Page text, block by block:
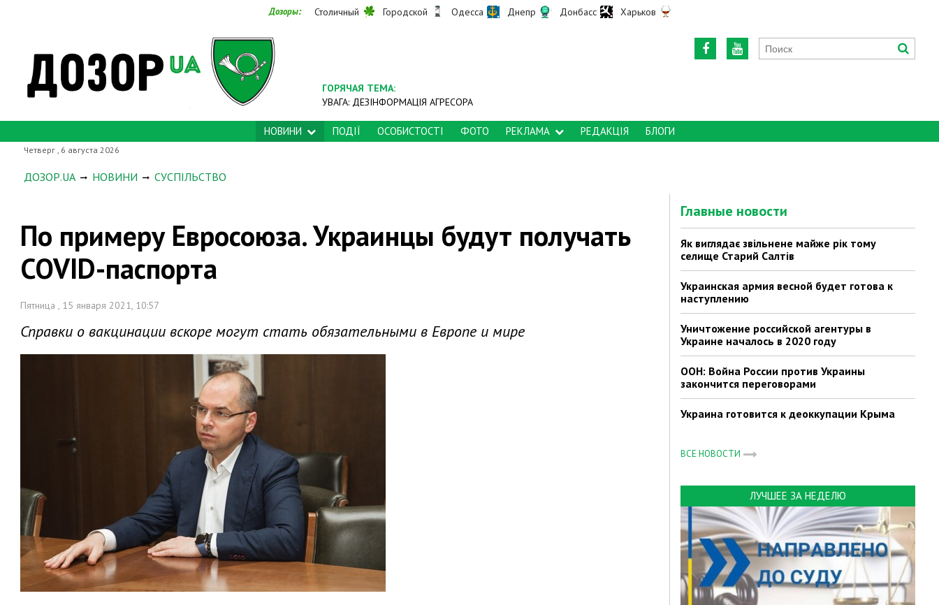
Дозоры: Столичный Городской Одесса Днепр Донбасс Харьков
ГОРЯЧАЯ ТЕМА:
УВАГА: ДЕЗІНФОРМАЦІЯ АГРЕСОРА
НОВИНИ ПОДІЇ ОСОБИСТОСТІ ФОТО РЕКЛАМА РЕДАКЦІЯ БЛОГИ
Четверг , 6 августа 2026
ДОЗОР.UA НОВИНИ СУСПІЛЬСТВО
По примеру Евросоюза. Украинцы будут получать
COVID-паспорта
Пятница , 15 января 2021, 10:57
Справки о вакцинации вскоре могут стать обязательными в Европе и мире
Главные новости
Як виглядає звільнене майже рік тому
селище Старий Салтів
Украинская армия весной будет готова к
наступлению
Уничтожение российской агентуры в
Украине началось в 2020 году
ООН: Война России против Украины
закончится переговорами
Украина готовится к деоккупации Крыма
ВСЕ НОВОСТИ
ЛУЧШЕЕ ЗА НЕДЕЛЮ